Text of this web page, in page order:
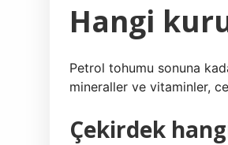
Hangi
Petrol tohumu sonuna
mineraller ve vitaminler,
Çekirdek